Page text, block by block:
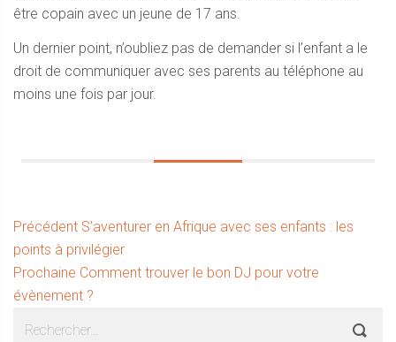
être copain avec un jeune de 17 ans.
Un dernier point, n’oubliez pas de demander si l’enfant a le
droit de communiquer avec ses parents au téléphone au
moins une fois par jour.
Navigation
de
l’article
Précédent Article
précédent :
S’aventurer en Afrique avec ses enfants : les
points à privilégier
Prochaine Article
suivant :
Comment trouver le bon DJ pour votre
évènement ?
Sidebar